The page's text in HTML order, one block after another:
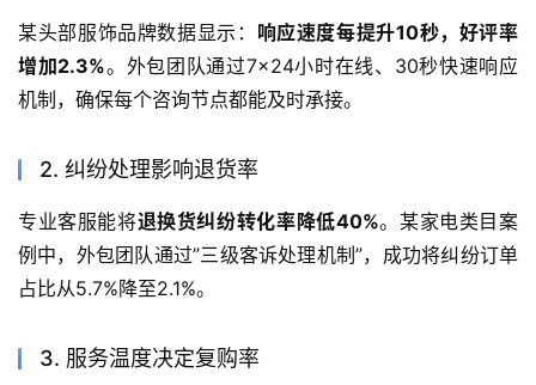
某头部服饰品牌数据显示： 响应速度每提升10秒，好评率
增加2.3%。外包团队通过7×24小时在线、30秒快速响应
机制，确保每个咨询节点都能及时承接。
2. 纠纷处理影响退货率
专业客服能将退换货纠纷转化率降低40%。某家电类目案
例中，外包团队通过”三级客诉处理机制”，成功将纠纷订单
占比从5.7%降至2.1%。
3. 服务温度决定复购率